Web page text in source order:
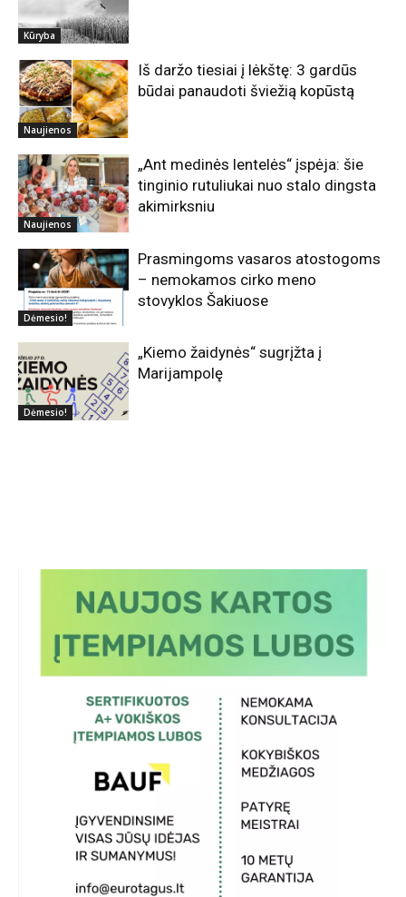
Kūryba
Naujienos
Iš daržo tiesiai į lėkštę: 3 gardūs
būdai panaudoti šviežią kopūstą
Naujienos
„Ant medinės lentelės“ įspėja: šie
tinginio rutuliukai nuo stalo dingsta
akimirksniu
Dėmesio!
Prasmingoms vasaros atostogoms
– nemokamos cirko meno
stovyklos Šakiuose
Dėmesio!
„Kiemo žaidynės“ sugrįžta į
Marijampolę